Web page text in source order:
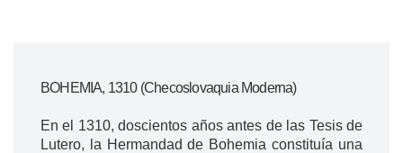
BOHEMIA, 1310 (Checoslovaquia Moderna)
En el 1310, doscientos años antes de las Tesis de
Lutero, la Hermandad de Bohemia constituía una